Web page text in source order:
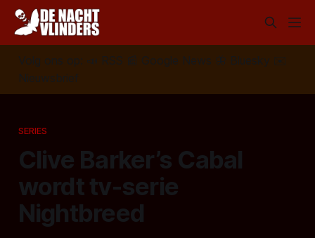
Volg ons op: 📣 RSS 📰 Google News 🦋 Bluesky
✉️
Nieuwsbrief
SERIES
Clive Barker’s Cabal
wordt tv-serie
Nightbreed